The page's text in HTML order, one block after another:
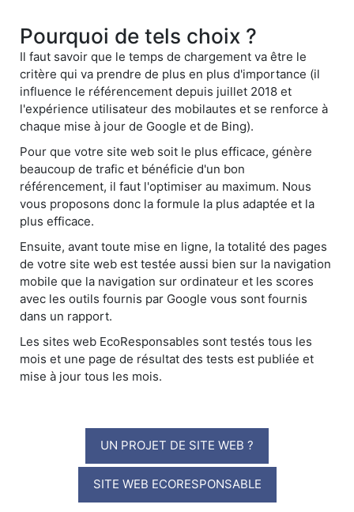
Pourquoi de tels choix ?
Il faut savoir que le temps de chargement va être le
critère qui va prendre de plus en plus d'importance (il
influence le référencement depuis juillet 2018 et
l'expérience utilisateur des mobilautes et se renforce à
chaque mise à jour de Google et de Bing).
Pour que votre site web soit le plus efficace, génère
beaucoup de trafic et bénéficie d'un bon
référencement, il faut l'optimiser au maximum. Nous
vous proposons donc la formule la plus adaptée et la
plus efficace.
Ensuite, avant toute mise en ligne, la totalité des pages
de votre site web est testée aussi bien sur la navigation
mobile que la navigation sur ordinateur et les scores
avec les outils fournis par Google vous sont fournis
dans un rapport.
Les sites web EcoResponsables sont testés tous les
mois et une page de résultat des tests est publiée et
mise à jour tous les mois.
UN PROJET DE SITE WEB ?
SITE WEB ECORESPONSABLE